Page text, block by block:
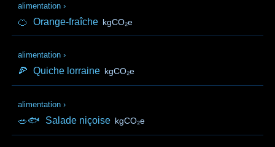
alimentation ›
🍊 Orange-fraîche kgCO₂e
alimentation ›
🍕 Quiche lorraine kgCO₂e
alimentation ›
🥗🐟 Salade niçoise kgCO₂e